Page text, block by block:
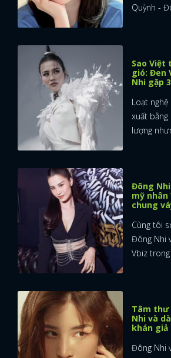
Quỳnh -
Sao Việt
gió: Đen
Nhi gặp
Loạt
xuất bằng
lượng
Đông
mỹ nhân
chung
Cùng tôi
Đông Nhi
Vbiz
Tâm thư
Nhi và
khán giả
Đông Nhi